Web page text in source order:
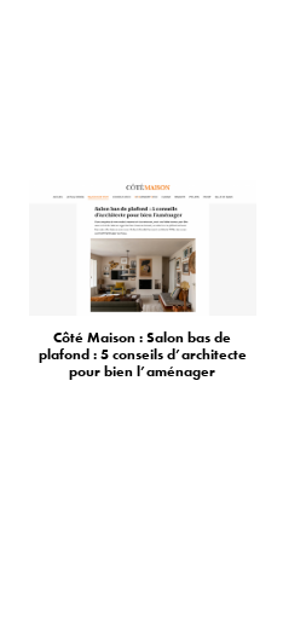
Côté Maison : Salon bas de
plafond : 5 conseils d’architecte
pour bien l’aménager